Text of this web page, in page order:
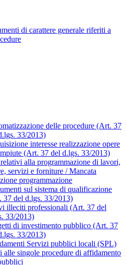
di carattere generale riferiti a
delle procedure (Art. 37
33/2013)
interesse realizzazione opere
(Art. 37 del d.lgs. 33/2013)
alla programmazione di lavori,
servizi e forniture / Mancata
programmazione
sul sistema di qualificazione
37 del d.lgs. 33/2013)
illeciti professionali (Art. 37 del
33/2013)
di investimento pubblico (Art. 37
33/2013)
Servizi pubblici locali (SPL)
alle singole procedure di affidamento